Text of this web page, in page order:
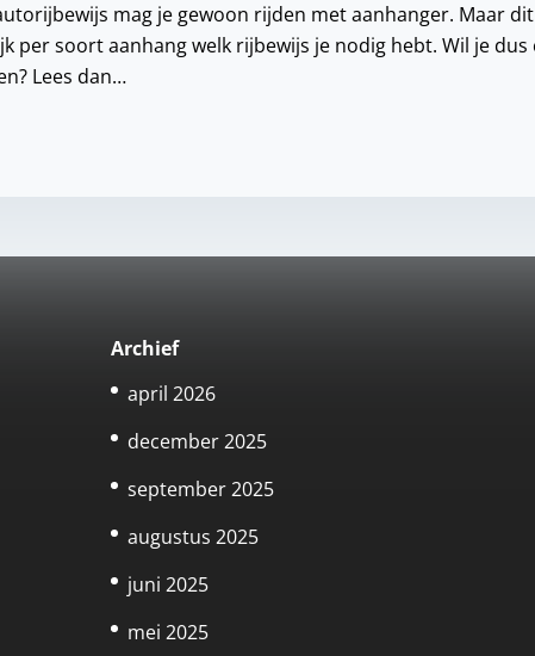
mag je gewoon rijden met aanhanger. Maar
per soort aanhang welk rijbewijs je nodig hebt. Wil je dus
Lees dan…
Archief
april 2026
december 2025
september 2025
augustus 2025
juni 2025
mei 2025